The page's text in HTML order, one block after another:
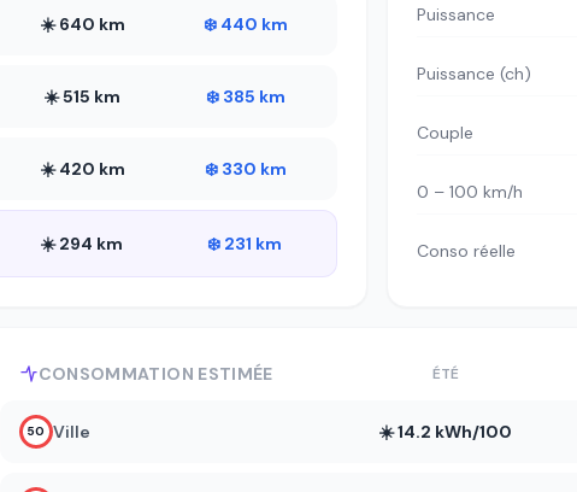
☀️ 640 km ❄️ 440 km
☀️ 515 km ❄️ 385 km
☀️ 420 km ❄️ 330 km
☀️ 294 km ❄️ 231 km
Puissance
Puissance (ch)
Couple
0 – 100 km/h
Conso réelle
CONSOMMATION ESTIMÉE ÉTÉ
50 Ville ☀️ 14.2 kWh/100